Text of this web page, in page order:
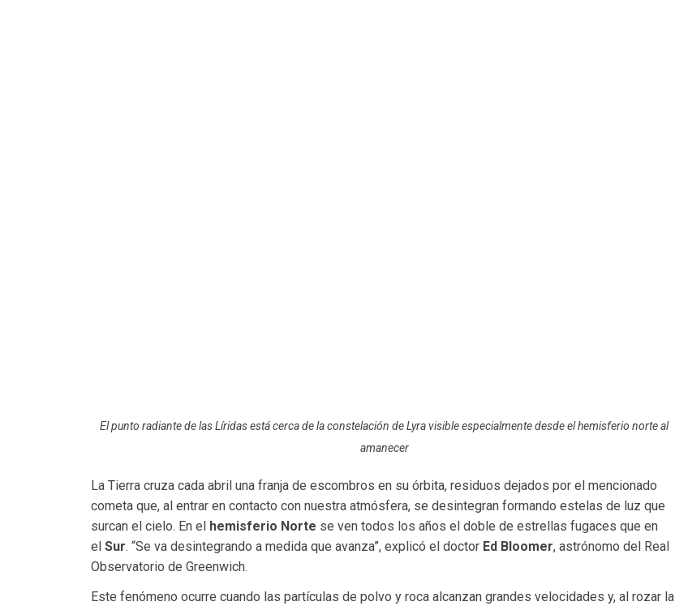
El punto radiante de las Líridas está cerca de la constelación de Lyra visible especialmente desde el hemisferio norte al
amanecer
La Tierra cruza cada abril una franja de escombros en su órbita, residuos dejados por el mencionado
cometa que, al entrar en contacto con nuestra atmósfera, se desintegran formando estelas de luz que
surcan el cielo. En el
hemisferio Norte se ven todos los años el doble de estrellas fugaces que en
el Sur. “Se va desintegrando a medida que avanza”, explicó el doctor Ed Bloomer, astrónomo del Real
Observatorio de Greenwich.
Este fenómeno ocurre cuando las partículas de polvo y roca alcanzan grandes velocidades y, al rozar la